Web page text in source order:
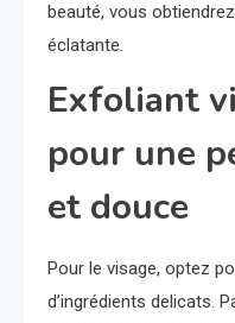
beauté, vous
éclatante.
Exfoliant
pour une
et douce
Pour le visage, optez
d’ingrédients delicats.